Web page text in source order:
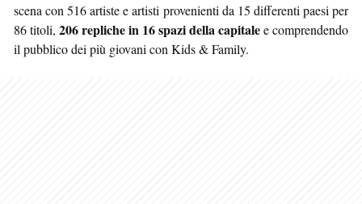
scena con 516 artiste e artisti provenienti da 15 differenti paesi per
86 titoli, 206 repliche in 16 spazi della capitalee comprendendo
il pubblico dei più giovani con Kids & Family.